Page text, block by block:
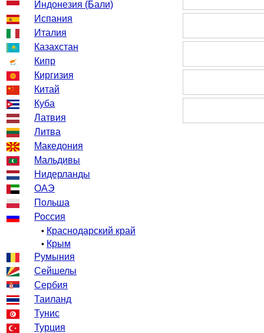
Индонезия (Бали)
Испания
Италия
Казахстан
Кипр
Киргизия
Китай
Куба
Латвия
Литва
Македония
Мальдивы
Нидерланды
ОАЭ
Польша
Россия
• Краснодарский край
• Крым
Румыния
Сейшелы
Сербия
Таиланд
Тунис
Турция